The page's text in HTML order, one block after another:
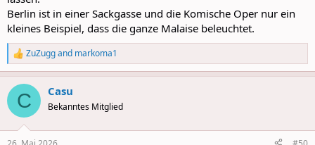
Berlin ist in einer Sackgasse und die Komische Oper nur ein
kleines Beispiel, dass die ganze Malaise beleuchtet.
R
e
a
c
i
ZuZuggand markoma1
C Casu
Bekanntes Mitglied